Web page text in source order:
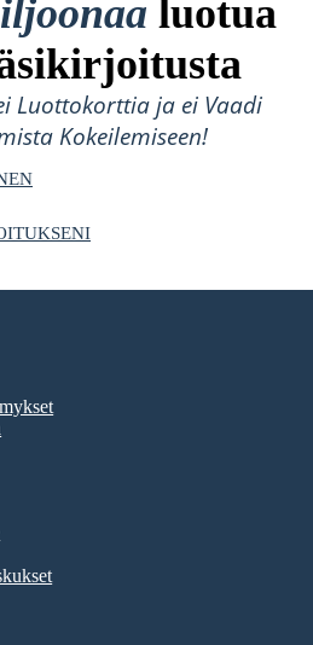
luotua
Luottokorttia ja ei Vaadi
Kokeilemiseen!